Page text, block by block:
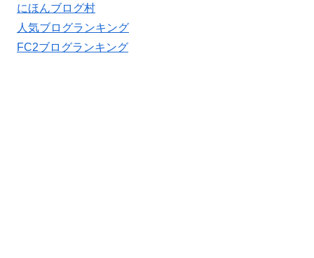
にほんブログ村
人気ブログランキング
FC2ブログランキング